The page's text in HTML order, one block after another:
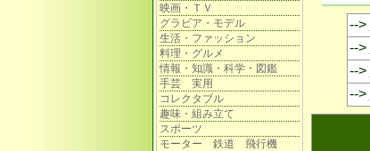
映画・ＴＶ
グラビア・モデル
生活・ファッション
料理・グルメ
情報・知識・科学・図鑑
手芸 実用
コレクタブル
趣味・組み立て
スポーツ
モーター 鉄道 飛行機
-->
-->
-->
-->